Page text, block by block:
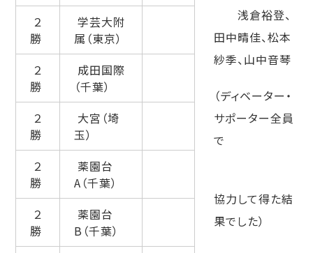
浅倉裕登、
田中晴佳、松本
紗季、山中音琴
（ディベーター・
サポーター全員
で
協力して得た結
果でした）
２
勝
学芸大附
属（東京）
２
勝
成田国際
（千葉）
２
勝
大宮（埼
玉）
２
勝
薬園台
A（千葉）
２
勝
薬園台
B（千葉）